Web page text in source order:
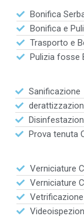
Bonifica
Bonifica e
Trasporto e
Pulizia fosse
Sanificazione
Prova tenuta
Verniciature
Verniciature